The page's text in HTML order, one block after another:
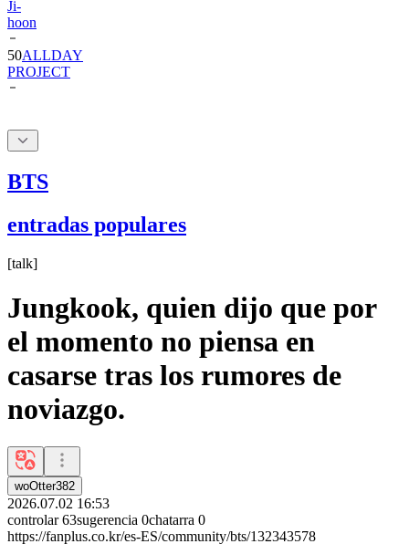
50ALLDAY
PROJECT
BTS
entradas populares
[talk]
Jungkook, quien dijo que por
el momento no piensa en
casarse tras los rumores de
noviazgo.
woOtter382
2026.07.02 16:53
controlar 63sugerencia 0chatarra 0
https://fanplus.co.kr/es-ES/community/bts/132343578